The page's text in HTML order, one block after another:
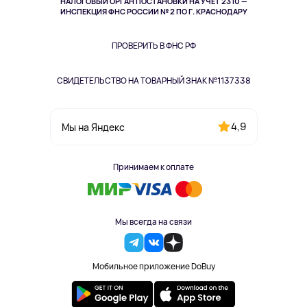
ИНСПЕКЦИЯ ФНС РОССИИ № 2 ПО Г. КРАСНОДАРУ
ПРОВЕРИТЬ В ФНС РФ
СВИДЕТЕЛЬСТВО НА ТОВАРНЫЙ ЗНАК №1137338
Мы на Яндекс 4,9
Принимаем к оплате
Мы всегда на связи
Мобильное приложение DoBuy
Здоровье питомцев
Одежда и аксессуары